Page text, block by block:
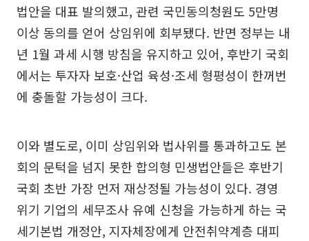
법안을 대표 발의했고, 관련 국민동의청원도 5만명
이상 동의를 얻어 상임위에 회부됐다. 반면 정부는 내
년 1월 과세 시행 방침을 유지하고 있어, 후반기 국회
에서는 투자자 보호·산업 육성·조세 형평성이 한꺼번
에 충돌할 가능성이 크다.
이와 별도로, 이미 상임위와 법사위를 통과하고도 본
회의 문턱을 넘지 못한 합의형 민생법안들은 후반기
국회 초반 가장 먼저 재상정될 가능성이 있다. 경영
위기 기업의 세무조사 유예 신청을 가능하게 하는 국
세기본법 개정안, 지자체장에게 안전취약계층 대피